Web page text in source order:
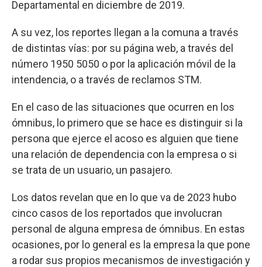
Departamental en diciembre de 2019.
A su vez, los reportes llegan a la comuna a través
de distintas vías: por su página web, a través del
número 1950 5050 o por la aplicación móvil de la
intendencia, o a través de reclamos STM.
En el caso de las situaciones que ocurren en los
ómnibus, lo primero que se hace es distinguir si la
persona que ejerce el acoso es alguien que tiene
una relación de dependencia con la empresa o si
se trata de un usuario, un pasajero.
Los datos revelan que en lo que va de 2023 hubo
cinco casos de los reportados que involucran
personal de alguna empresa de ómnibus. En estas
ocasiones, por lo general es la empresa la que pone
a rodar sus propios mecanismos de investigación y